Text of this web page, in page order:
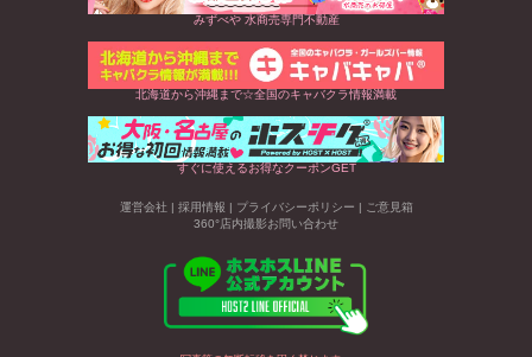
みずべや 水商売専門不動産
北海道から沖縄まで☆全国のキャバクラ情報満載
すぐに使えるお得なクーポンGET
運営会社 | 採用情報 | プライバシーポリシー | ご意見箱
360°店内撮影お問い合わせ